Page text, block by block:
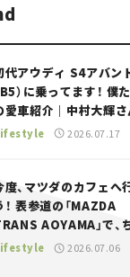
代アウディ S4アバン
B5）に乗ってます！ 僕
愛車紹介｜中村大輝さ
瀬イオナと嶋田智之の
2026.07.17
度、マツダのカフェへ
！ 表参道の「MAZDA
AOYAMA」で、
とひと息。——連載｜
2026.07.06